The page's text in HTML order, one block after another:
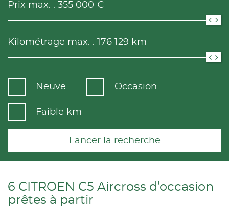
Prix max. : 355 000 €
Kilométrage max. : 176 129 km
Neuve Occasion
Faible km
Lancer la recherche
6 CITROEN C5 Aircross d’occasion
prêtes à partir